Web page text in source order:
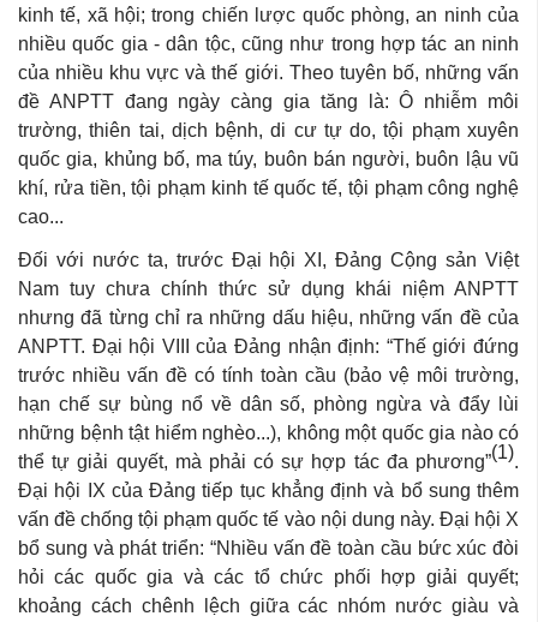
kinh tế, xã hội; trong chiến lược quốc phòng, an ninh của
nhiều quốc gia - dân tộc, cũng như trong hợp tác an ninh
của nhiều khu vực và thế giới. Theo tuyên bố, những vấn
đề ANPTT đang ngày càng gia tăng là: Ô nhiễm môi
trường, thiên tai, dịch bệnh, di cư tự do, tội phạm xuyên
quốc gia, khủng bố, ma túy, buôn bán người, buôn lậu vũ
khí, rửa tiền, tội phạm kinh tế quốc tế, tội phạm công nghệ
cao...
Đối với nước ta, trước Đại hội XI, Đảng Cộng sản Việt
Nam tuy chưa chính thức sử dụng khái niệm ANPTT
nhưng đã từng chỉ ra những dấu hiệu, những vấn đề của
ANPTT. Đại hội VIII của Đảng nhận định: “Thế giới đứng
trước nhiều vấn đề có tính toàn cầu (bảo vệ môi trường,
hạn chế sự bùng nổ về dân số, phòng ngừa và đẩy lùi
những bệnh tật hiểm nghèo...), không một quốc gia nào có
thể tự giải quyết, mà phải có sự hợp tác đa phương”(1).
Đại hội IX của Đảng tiếp tục khẳng định và bổ sung thêm
vấn đề chống tội phạm quốc tế vào nội dung này. Đại hội X
bổ sung và phát triển: “Nhiều vấn đề toàn cầu bức xúc đòi
hỏi các quốc gia và các tổ chức phối hợp giải quyết;
khoảng cách chênh lệch giữa các nhóm nước giàu và